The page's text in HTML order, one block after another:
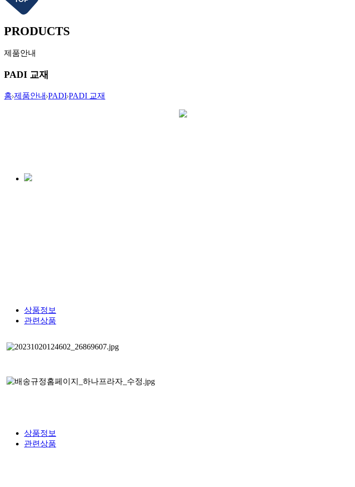
PRODUCTS
제품안내
PADI 교재
홈 제품안내 PADI PADI 교재
상품정보
관련상품
상품정보
관련상품